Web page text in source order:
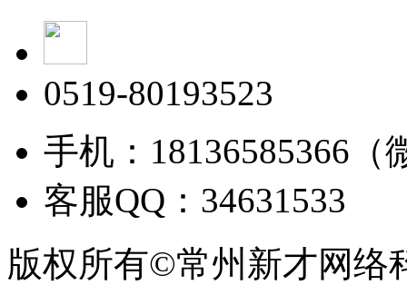
0519-80193523
手机：18136585366（
客服QQ：34631533
版权所有©常州新才网络